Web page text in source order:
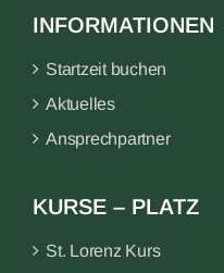
INFORMATIONEN
Startzeit buchen
Aktuelles
Ansprechpartner
KURSE – PLATZ
St. Lorenz Kurs